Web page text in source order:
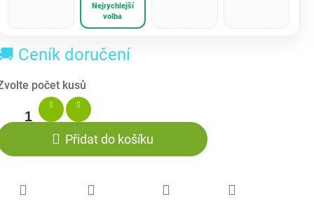
Nejrychlejší
volba
Ceník doručení
Přidat do košíku